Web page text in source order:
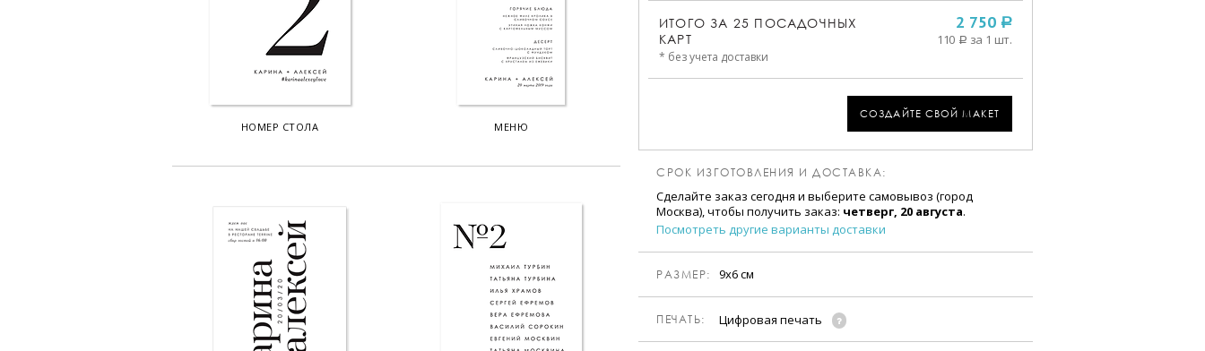
НОМЕР СТОЛА МЕНЮ
ИТОГО ЗА 25 ПОСАДОЧНЫХ
КАРТ
* без учета доставки
2 750 a
110 a за 1 шт.
СОЗДАЙТЕ СВОЙ МАКЕТ
СРОК ИЗГОТОВЛЕНИЯ И ДОСТАВКА:
Сделайте заказ сегодня и выберите самовывоз (город
Москва), чтобы получить заказ: четверг, 20 августа.
Посмотреть другие варианты доставки
РАЗМЕР: 9х6 см
ПЕЧАТЬ: Цифровая печать